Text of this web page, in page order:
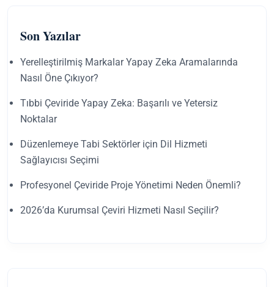
Son Yazılar
Yerelleştirilmiş Markalar Yapay Zeka Aramalarında
Nasıl Öne Çıkıyor?
Tıbbi Çeviride Yapay Zeka: Başarılı ve Yetersiz
Noktalar
Düzenlemeye Tabi Sektörler için Dil Hizmeti
Sağlayıcısı Seçimi
Profesyonel Çeviride Proje Yönetimi Neden Önemli?
2026’da Kurumsal Çeviri Hizmeti Nasıl Seçilir?